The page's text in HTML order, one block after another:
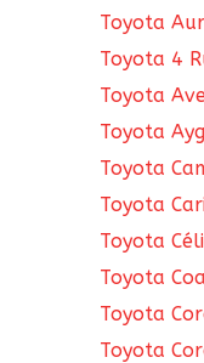
Toyota
Toyota 4
Toyota
Toyota
Toyota
Toyota
Toyota
Toyota
Toyota
Toyota